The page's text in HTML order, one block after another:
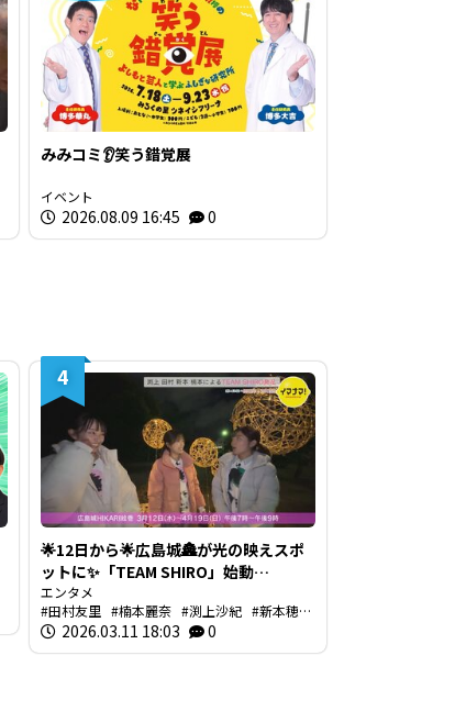
みみコミ👂笑う錯覚展
イベント
2026.08.09 16:45 0
4
🌟12日から🌟広島城🏯が光の映えスポ
ットに✨「TEAM SHIRO」始動
❗【BUTSUBUTSU2】
エンタメ
田村友里
楠本麗奈 渕上沙紀
新本穂乃
佳
イマナマ 渕上沙紀のBUTSUBUTSU
2026.03.11 18:03 0